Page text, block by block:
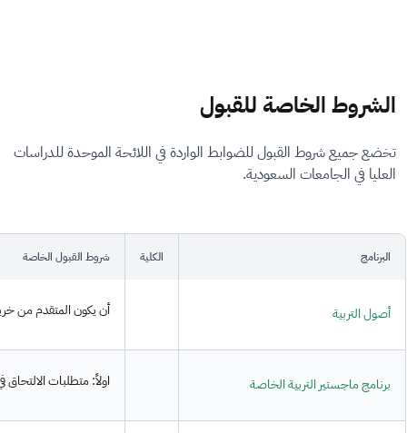
الشروط الخاصة للقبول
تخضع جميع شروط القبول للضوابط الواردة في اللائحة الموحدة للدراسات
العليا في الجامعات السعودية.
البرنامج الكلية شروط القبول الخاصة
أصول التربية أن يكون المتقدم من
برنامج ماجستير التربية الخاصة اولاً: متطلبات